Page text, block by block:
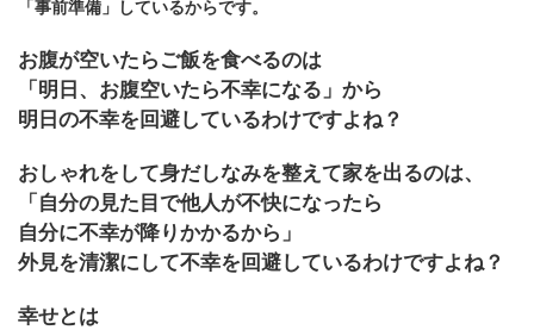
「事前準備」しているからです。
お腹が空いたらご飯を食べるのは
「明日、お腹空いたら不幸になる」から
明日の不幸を回避しているわけですよね？
おしゃれをして身だしなみを整えて家を出るのは、
「自分の見た目で他人が不快になったら
自分に不幸が降りかかるから」
外見を清潔にして不幸を回避しているわけですよね？
幸せとは